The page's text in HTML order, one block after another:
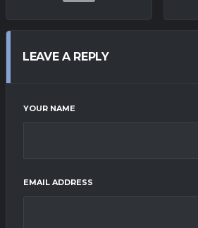
LEAVE A REPLY
YOUR NAME
EMAIL ADDRESS